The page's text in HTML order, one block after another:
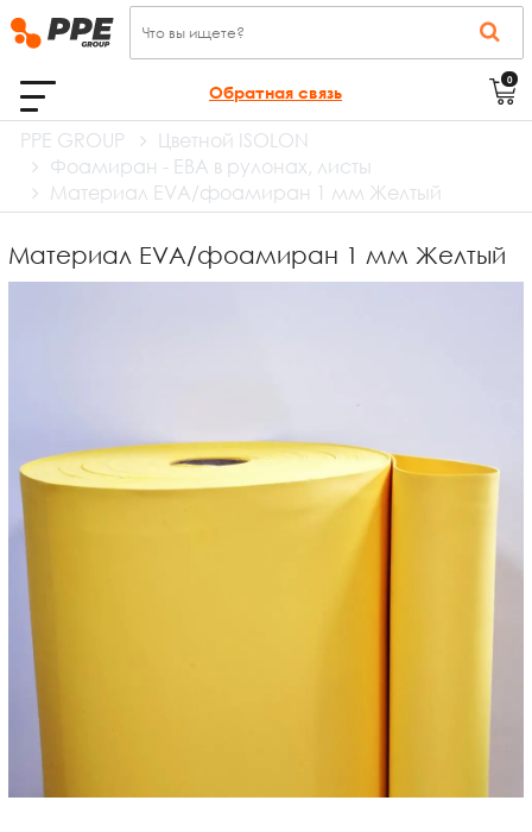
Обратная связь
0
PPE GROUP
Цветной ISOLON
Фоамиран - ЕВА в рулонах, листы
Материал EVA/фоамиран 1 мм Желтый
Материал EVA/фоамиран 1 мм Желтый